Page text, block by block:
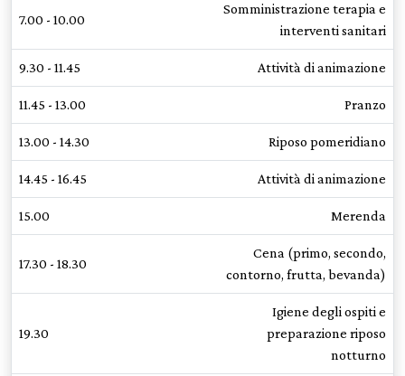
7.00 - 10.00
Somministrazione terapia e
interventi sanitari
9.30 - 11.45 Attività di animazione
11.45 - 13.00 Pranzo
13.00 - 14.30 Riposo pomeridiano
14.45 - 16.45 Attività di animazione
15.00 Merenda
17.30 - 18.30
Cena (primo, secondo,
contorno, frutta, bevanda)
19.30
Igiene degli ospiti e
preparazione riposo
notturno